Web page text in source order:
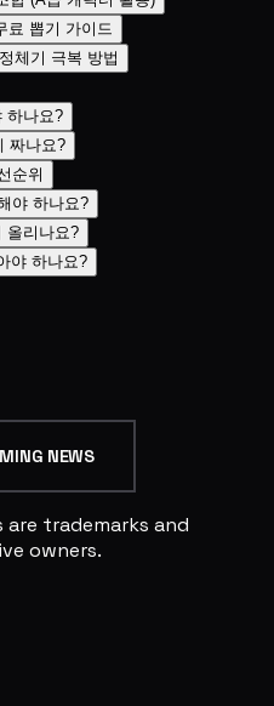
료 뽑기 가이드
체기 극복 방법
하나요?
짜나요?
순위
야 하나요?
올리나요?
야 하나요?
NEWS
trademarks and
owners.